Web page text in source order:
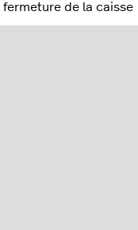
fermeture de la caisse